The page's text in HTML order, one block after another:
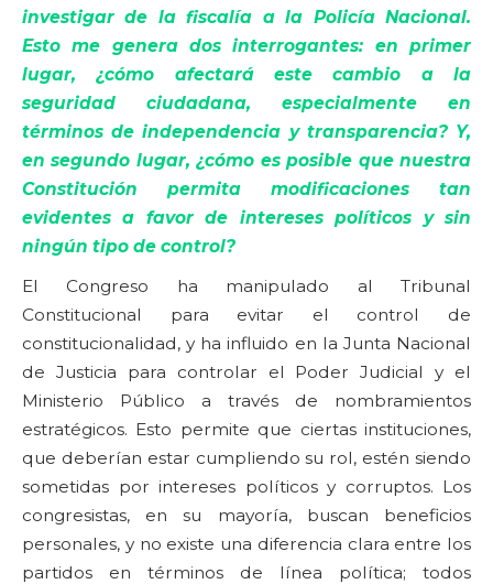
investigar de la fiscalía a la Policía Nacional.
Esto me genera dos interrogantes: en primer
lugar, ¿cómo afectará este cambio a la
seguridad ciudadana, especialmente en
términos de independencia y transparencia? Y,
en segundo lugar, ¿cómo es posible que nuestra
Constitución permita modificaciones tan
evidentes a favor de intereses políticos y sin
ningún tipo de control?
El Congreso ha manipulado al Tribunal
Constitucional para evitar el control de
constitucionalidad, y ha influido en la Junta Nacional
de Justicia para controlar el Poder Judicial y el
Ministerio Público a través de nombramientos
estratégicos. Esto permite que ciertas instituciones,
que deberían estar cumpliendo su rol, estén siendo
sometidas por intereses políticos y corruptos. Los
congresistas, en su mayoría, buscan beneficios
personales, y no existe una diferencia clara entre los
partidos en términos de línea política; todos